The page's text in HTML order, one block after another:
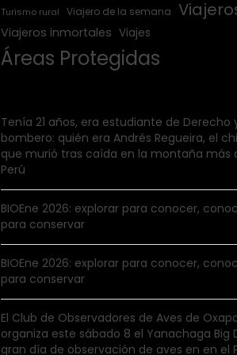
Turismo rural Viajero de la semana
Viajeros inmortales Viajes
Áreas Protegidas
Tenía 21 años, era estudiante de Derecho
bombero: quién era Andrés Regueira, el
que murió tras caída en la montaña más
Perú
BIOEne 2026: explorar para conocer,
para conservar
BIOEne 2026: explorar para conocer,
para conservar
El Club de Observadores de Aves de
organiza este sábado 8 el Yanachaga Big
gran día de observación de aves en en el